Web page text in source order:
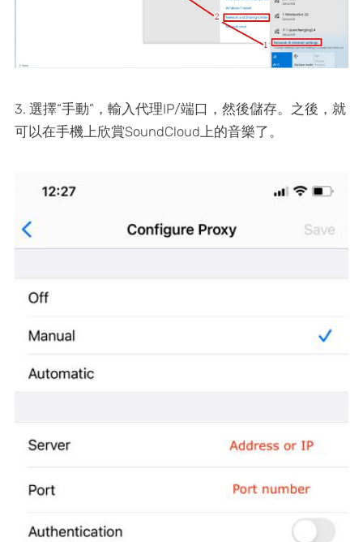
3. 選擇“手動”，輸入代理IP/端口，然後儲存。之後，就
可以在手機上欣賞SoundCloud上的音樂了。